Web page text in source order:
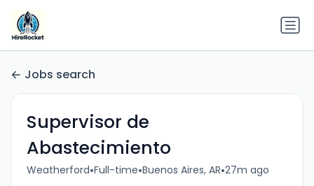
Jobs search
Supervisor de
Abastecimiento
Weatherford•Full-time•Buenos Aires, AR•27m ago